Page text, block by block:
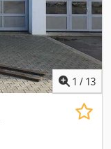
1 / 13